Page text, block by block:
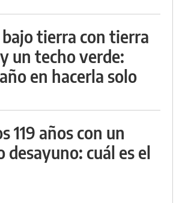
bajo tierra con tierra
un techo verde:
en hacerla solo
119 años con un
desayuno: cuál es el